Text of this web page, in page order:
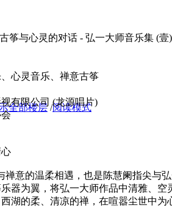
全部楼层 /阅读模式
筝与心灵的对话 - 弘一大师音乐集 (壹)
心灵音乐、禅意古筝
有限公司 (龙源唱片)
禅意的温柔相遇，也是陈慧阑指尖与
器为翼，将弘一大师作品中清雅、
湖的柔、清凉的禅，在喧嚣尘世中